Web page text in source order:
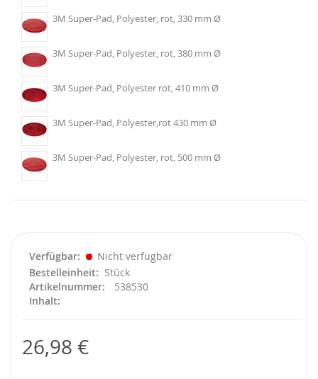
3M Super-Pad, Polyester, rot, 330 mm Ø
3M Super-Pad, Polyester, rot, 380 mm Ø
3M Super-Pad, Polyester rot, 410 mm Ø
3M Super-Pad, Polyester,rot 430 mm Ø
3M Super-Pad, Polyester, rot, 500 mm Ø
Verfügbar
Nicht verfügbar
Bestelleinheit
Stück
Artikelnummer
538530
Inhalt
26,98 €